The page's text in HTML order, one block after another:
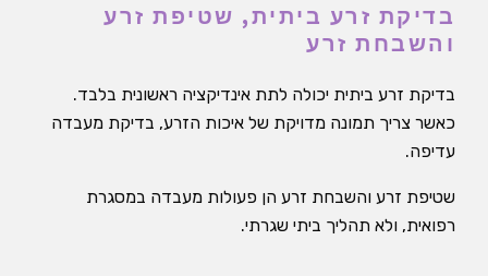
בדיקת זרע ביתית, שטיפת זרע
והשבחת זרע
בדיקת זרע ביתית יכולה לתת אינדיקציה ראשונית בלבד.
כאשר צריך תמונה מדויקת של איכות הזרע, בדיקת מעבדה
עדיפה.
שטיפת זרע והשבחת זרע הן פעולות מעבדה במסגרת
רפואית, ולא תהליך ביתי שגרתי.